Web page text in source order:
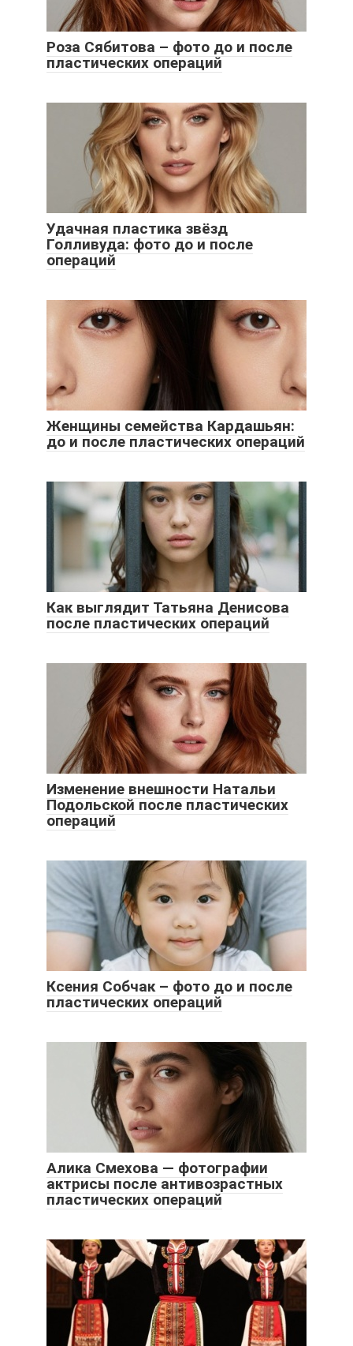
Роза Сябитова – фото до и после
пластических операций
Удачная пластика звёзд
Голливуда: фото до и после
операций
Женщины семейства Кардашьян:
до и после пластических операций
Как выглядит Татьяна Денисова
после пластических операций
Изменение внешности Натальи
Подольской после пластических
операций
Ксения Собчак – фото до и после
пластических операций
Алика Смехова — фотографии
актрисы после антивозрастных
пластических операций